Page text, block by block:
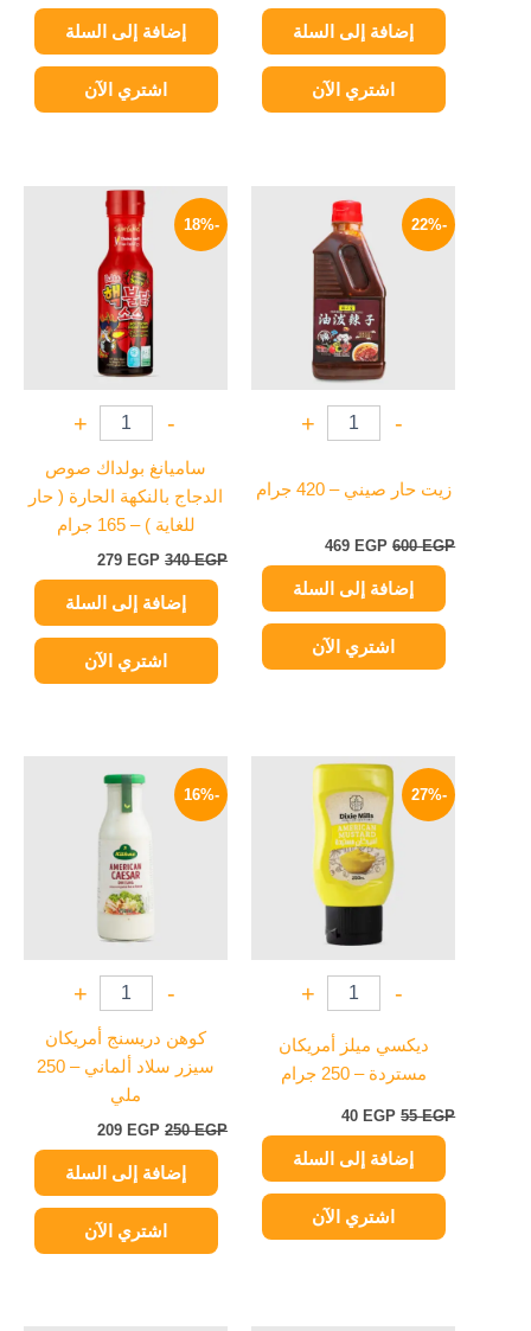
إضافة إلى السلة
اشتري الآن
إضافة إلى السلة
اشتري الآن
-22%
-
+
زيت حار صيني – 420 جرام
600EGP
الأصلي
600 EGP.
469 EGP
هو:
469 EGP.
إضافة إلى السلة
اشتري الآن
-18%
-
+
ساميانغ بولداك صوص
الدجاج بالنكهة الحارة ( حار
للغاية ) – 165 جرام
340EGP
السعر
الأصلي
340 EGP.
279 EGP
إضافة إلى السلة
اشتري الآن
-27%
-
+
ديكسي ميلز أمريكان
مستردة – 250 جرام
55EGP
السعر
الأصلي
هو:
55 EGP.
40 EGP
السعر
هو:
40 EGP.
إضافة إلى السلة
اشتري الآن
-16%
-
+
كوهن دريسنج أمريكان
سيزر سلاد ألماني – 250
ملي
250EGP
الأصلي
209 EGP
إضافة إلى السلة
اشتري الآن